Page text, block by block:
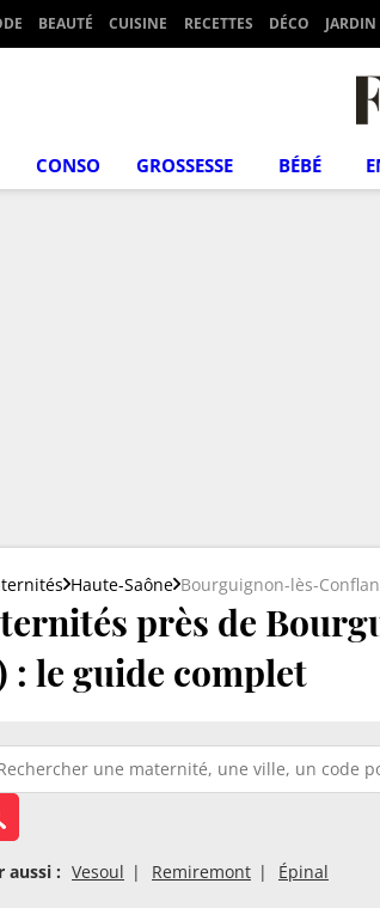
BEAUTÉ CUISINE RECETTES DÉCO JARDIN
CONSO GROSSESSE BÉBÉ
Haute-Saône Bourguignon-lès-
près de
: le guide complet
aussi : Vesoul Remiremont Épinal